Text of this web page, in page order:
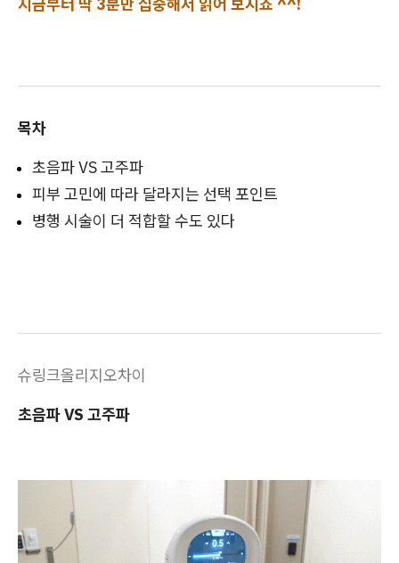
목차
초음파 VS 고주파
피부 고민에 따라 달라지는 선택 포인트
병행 시술이 더 적합할 수도 있다
슈링크올리지오차이
초음파 VS 고주파